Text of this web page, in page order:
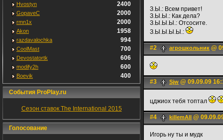
Hvostyn 2400
GopaveC 2000
rmn1x 2000
Akon 1958
razdavalochka 994
CoolMast 700
Devostatortk 606
modify2h 600
Boevik 400
События ProPlay.ru
Сезон ставок The International 2015
Голосование
З.Ы.: Всем привет!
З.Ы.Ы.: Как дела?
З.Ы.Ы.Ы.: Отсосите.
З.Ы.Ы.Ы.Ы.:
#2 агрошкольник @
#3 Sjw @ 09.09.09
цджиох тебя топтал
#4 killemAll @
Игорь ну ты и мудк